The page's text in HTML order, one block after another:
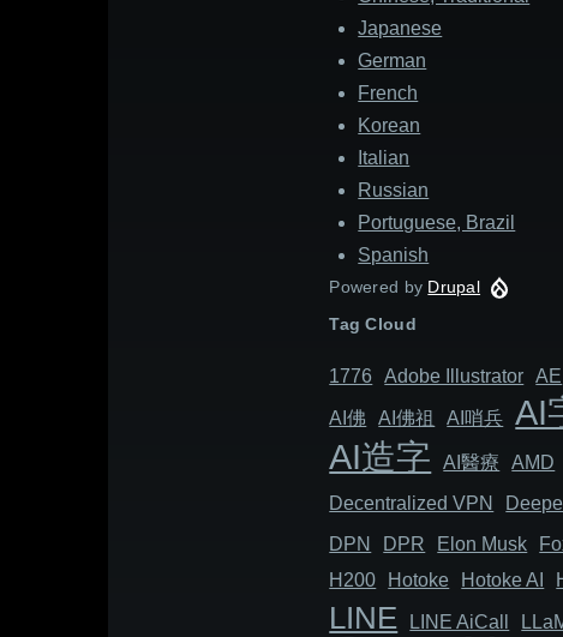
Japanese
German
French
Korean
Italian
Russian
Portuguese, Brazil
Spanish
Powered by Drupal
Tag Cloud
1776 Adob​​e Illustrator AE
AI佛 AI佛祖 AI哨兵 AI
AI造字 AI醫療 AMD
Decentralized VPN
DPN
DPR Elon Musk
H200
Hotoke Hotoke AI
LINE LINE AiCall